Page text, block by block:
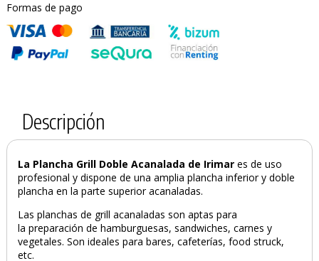
PRODUCTO AÑADIDO AL CARRITO
Formas de pago
Descripción
La Plancha Grill Doble Acanalada de Irimares de uso
profesional y dispone de una amplia plancha inferior y doble
plancha en la parte superior acanaladas.
Las planchas de grill acanaladas son aptas para
la preparación de hamburguesas, sandwiches, carnes y
vegetales. Son ideales para bares, cafeterías, food struck,
etc.